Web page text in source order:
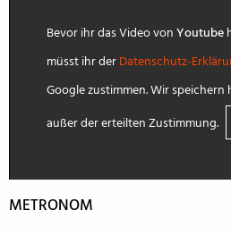
Bevor ihr das Video vonYoutube
müsst ihr derDatenschutz-
Google zustimmen. Wir speichern
außer der erteilten Zustimmung.
METRONOM